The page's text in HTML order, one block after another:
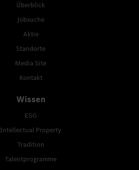
Überblick
Jobsuche
Aktie
Standorte
Media Site
Kontakt
Wissen
ESG
Intellectual Property
Tradition
Talentprogramme